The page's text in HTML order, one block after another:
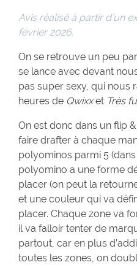
Avis réalisé à partir d’un
février 2026.
On se retrouve un peu
se lance avec devant
pas super sexy, qui nous
heures de Qwixxet Très
On est donc dans un flip
faire drafter à chaque
polyominos parmi 5
polyomino a une forme
placer (on peut la
et une couleur qui va
placer. Chaque zone va
il va falloir tenter de
partout, car en plus
toutes les zones, on